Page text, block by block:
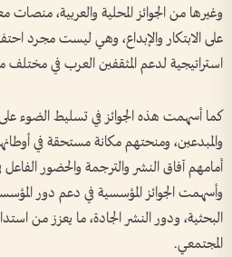
وغيرها من الجوائز المحلية والعربية، منصات
على الابتكار والإبداع، وهي ليست مجرد
استراتيجية لدعم المثقفين العرب في
كما أسهمت هذه الجوائز في تسليط الضوء على
والمبدعين، ومنحتهم مكانة مستحقة في
أمامهم آفاق النشر والترجمة والحضور الفاعل
وأسهمت الجوائز المؤسسية في دعم دور
البحثية، ودور النشر الجادة، ما يعزز من
المجتمعي.